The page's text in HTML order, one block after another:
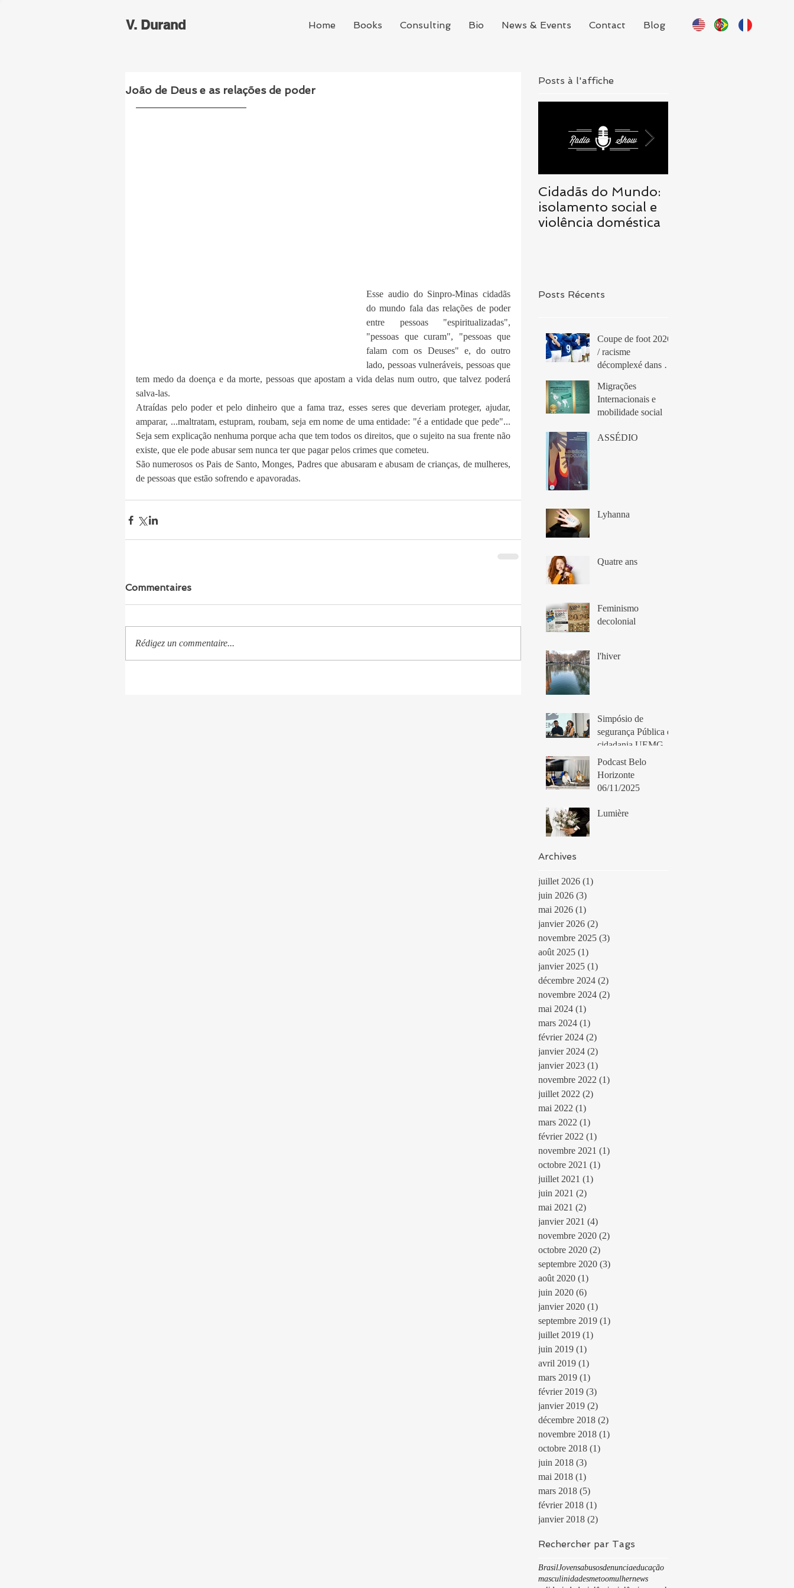
V. Durand Home Books Consulting Bio News & Events Contact Blog
João de Deus e as relações de poder
Esse audio do Sinpro-Minas cidadãs
do mundo fala das relações de poder
entre pessoas "espiritualizadas",
"pessoas que curam", "pessoas que
falam com os Deuses" e, do outro
lado, pessoas vulneráveis, pessoas que
tem medo da doença e da morte, pessoas que apostam a vida delas num outro, que talvez poderá
salva-las.
Atraídas pelo poder et pelo dinheiro que a fama traz, esses seres que deveriam proteger, ajudar,
amparar, ...maltratam, estupram, roubam, seja em nome de uma entidade: "é a entidade que pede"...
Seja sem explicação nenhuma porque acha que tem todos os direitos, que o sujeito na sua frente não
existe, que ele pode abusar sem nunca ter que pagar pelos crimes que cometeu.
São numerosos os Pais de Santo, Monges, Padres que abusaram e abusam de crianças, de mulheres,
de pessoas que estão sofrendo e apavoradas.
Commentaires
Rédigez un commentaire...
Posts à l'affiche
Cidadãs do Mundo:
isolamento social e
violência doméstica
Posts Récents
Coupe de foot 2026
/ racisme
décomplexé dans le
Migrações
Internacionais e
mobilidade social
ASSÉDIO
Lyhanna
Quatre ans
Feminismo
decolonial
l'hiver
Simpósio de
segurança Pública e
cidadania UEMG
Belo Horizonte
11/11/2025
Podcast Belo
Horizonte
06/11/2025
Lumière
Archives
juillet 2026 (1)
juin 2026 (3)
mai 2026 (1)
janvier 2026 (2)
novembre 2025 (3)
août 2025 (1)
janvier 2025 (1)
décembre 2024 (2)
novembre 2024 (2)
mai 2024 (1)
mars 2024 (1)
février 2024 (2)
janvier 2024 (2)
janvier 2023 (1)
novembre 2022 (1)
juillet 2022 (2)
mai 2022 (1)
mars 2022 (1)
février 2022 (1)
novembre 2021 (1)
octobre 2021 (1)
juillet 2021 (1)
juin 2021 (2)
mai 2021 (2)
janvier 2021 (4)
novembre 2020 (2)
octobre 2020 (2)
septembre 2020 (3)
août 2020 (1)
juin 2020 (6)
janvier 2020 (1)
septembre 2019 (1)
juillet 2019 (1)
juin 2019 (1)
avril 2019 (1)
mars 2019 (1)
février 2019 (3)
janvier 2019 (2)
décembre 2018 (2)
novembre 2018 (1)
octobre 2018 (1)
juin 2018 (3)
mai 2018 (1)
mars 2018 (5)
février 2018 (1)
janvier 2018 (2)
Rechercher par Tags
BrasilJovensabusosdenunciaeducação
masculinidadesmetoomulhernews